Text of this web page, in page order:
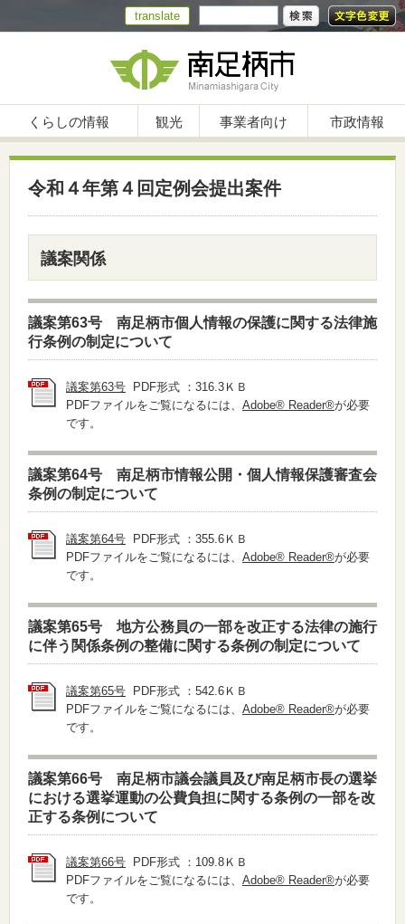
translate
くらしの情報 観光 事業者向け 市政情報
令和４年第４回定例会提出案件
議案関係
議案第63号 南足柄市個人情報の保護に関する法律施
行条例の制定について
議案第63号 PDF形式 ：316.3ＫＢ
PDFファイルをご覧になるには、 Adobe® Reader®が必要
です。
議案第64号 南足柄市情報公開・個人情報保護審査会
条例の制定について
議案第64号 PDF形式 ：355.6ＫＢ
PDFファイルをご覧になるには、 Adobe® Reader®が必要
です。
議案第65号 地方公務員の一部を改正する法律の施行
に伴う関係条例の整備に関する条例の制定について
議案第65号 PDF形式 ：542.6ＫＢ
PDFファイルをご覧になるには、 Adobe® Reader®が必要
です。
議案第66号 南足柄市議会議員及び南足柄市長の選挙
における選挙運動の公費負担に関する条例の一部を改
正する条例について
議案第66号 PDF形式 ：109.8ＫＢ
PDFファイルをご覧になるには、 Adobe® Reader®が必要
です。